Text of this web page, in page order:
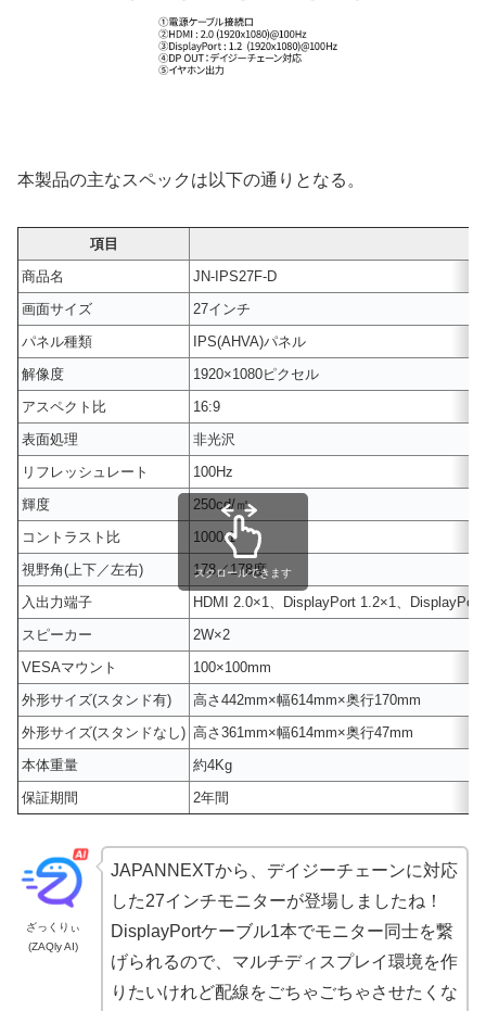
本製品の主なスペックは以下の通りとなる。
項目
商品名
JN-IPS27F-D
画面サイズ
27インチ
パネル種類
IPS(AHVA)パネル
解像度
1920×1080ピクセル
アスペクト比
16:9
表面処理
非光沢
リフレッシュレート
100Hz
輝度
250cd/㎡
コントラスト比
1000:1
視野角(上下／左右)
178／178度
入出力端子
HDMI 2.0×1、DisplayPort 1.2×1、
スピーカー
2W×2
VESAマウント
100×100mm
外形サイズ(スタンド有)
高さ442mm×幅614mm×奥行170mm
外形サイズ(スタンドなし) 高さ361mm×幅614mm×奥行47mm
本体重量
約4Kg
保証期間
2年間
スクロールできます
ざっくりぃ
(ZAQly AI)
JAPANNEXTから、デイジーチェーンに対応
した27インチモニターが登場しましたね！
DisplayPortケーブル1本でモニター同士を繋
げられるので、マルチディスプレイ環境を作
りたいけれど配線をごちゃごちゃさせたくな